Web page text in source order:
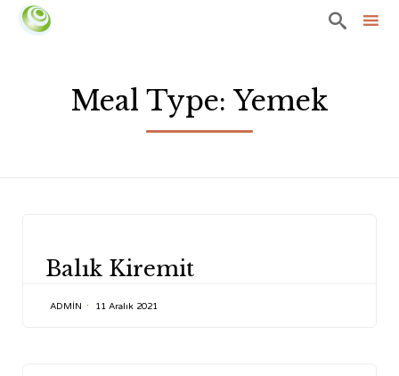

Meal Type: Yemek
Balık Kiremit
ADMIN 11 Aralık 2021